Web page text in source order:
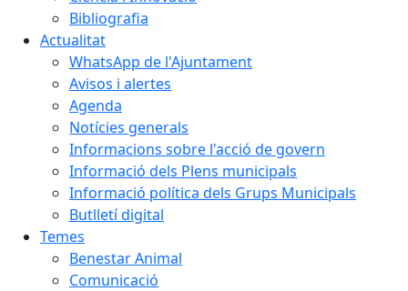
Bibliografia
Actualitat
WhatsApp de l'Ajuntament
Avisos i alertes
Agenda
Notícies generals
Informacions sobre l'acció de govern
Informació dels Plens municipals
Informació política dels Grups Municipals
Butlletí digital
Temes
Benestar Animal
Comunicació